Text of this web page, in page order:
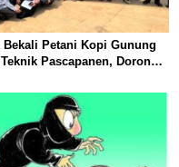
Bekali Petani Kopi Gunung
Pascapanen, Dorong